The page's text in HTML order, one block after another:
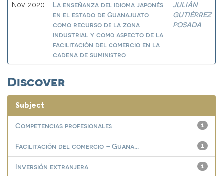
Nov-2020
La enseñanza del idioma japonés
en el estado de Guanajuato
como recurso de la zona
industrial y como aspecto de la
facilitación del comercio en la
cadena de suministro
JULIÁN
GUTIÉRREZ
POSADA
Discover
Subject
1
Competencias profesionales
1
Facilitación del comercio – Guana...
1
Inversión extranjera